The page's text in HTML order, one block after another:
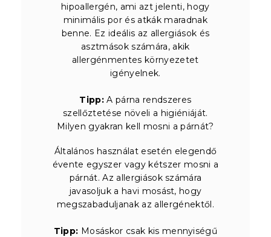
hipoallergén, ami azt jelenti, hogy
minimális por és atkák maradnak
benne. Ez ideális az allergiások és
asztmások számára, akik
allergénmentes környezetet
igényelnek.
Tipp: A párna rendszeres
szellőztetése növeli a higiéniáját.
Milyen gyakran kell mosni a párnát?
Általános használat esetén elegendő
évente egyszer vagy kétszer mosni a
párnát. Az allergiások számára
javasoljuk a havi mosást, hogy
megszabaduljanak az allergénektől.
Tipp: Mosáskor csak kis mennyiségű